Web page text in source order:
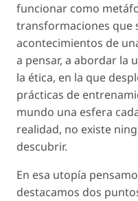
funcionar como
transformaciones que
acontecimientos de
a pensar, a abordar la
la ética, en la que
prácticas de
mundo una esfera
realidad, no existe
descubrir.
En esa utopía
destacamos dos